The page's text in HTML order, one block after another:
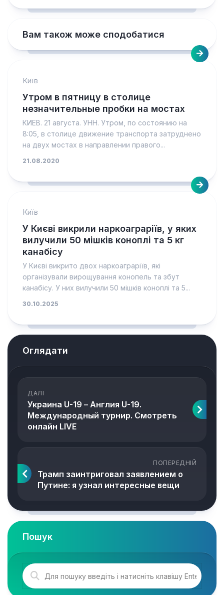
Вам також може сподобатися
Київ
Утром в пятницу в столице
незначительные пробки на мостах
КИЕВ. 21 августа. УНН. Утром, по состоянию на
8:05, в столице движение транспорта затруднено
на двух мостах в направлении правого...
21.08.2020
Київ
У Києві викрили наркоаграріїв, у яких
вилучили 50 мішків коноплі та 5 кг
канабісу
У Києві викрито двох наркоаграріїв, які
організували вирощування конопель та збут
канабісу. У них вилучили 50 мішків коноплі та 5...
30.10.2025
Оглядати
ДАЛІ
Украина U-19 – Англия U-19.
Международный турнир. Смотреть
онлайн LIVE
ПОПЕРЕДНІЙ
Трамп заинтриговал заявлением о
Путине: я узнал интересные вещи
Пошук